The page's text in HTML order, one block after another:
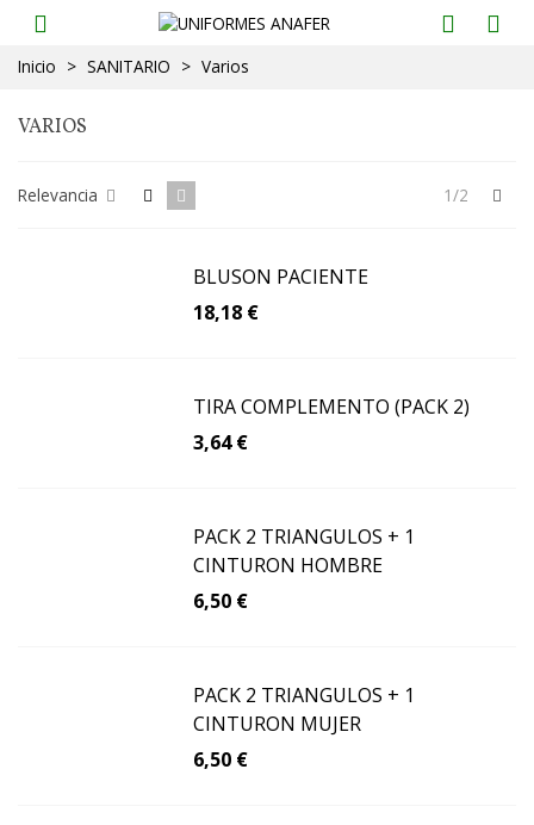
Inicio > SANITARIO > Varios
VARIOS
Relevancia 1/2
BLUSON PACIENTE
18,18 €
TIRA COMPLEMENTO (PACK 2)
3,64 €
PACK 2 TRIANGULOS + 1
CINTURON HOMBRE
6,50 €
PACK 2 TRIANGULOS + 1
CINTURON MUJER
6,50 €